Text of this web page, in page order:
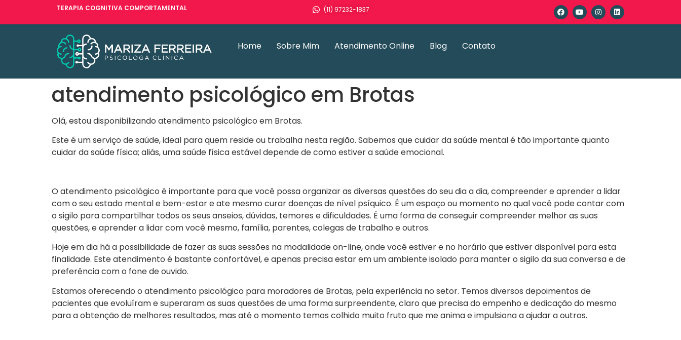
TERAPIA COGNITIVA COMPORTAMENTAL (11) 97232-1837
Home Sobre Mim Atendimento Online Blog Contato
atendimento psicológico em Brotas
Olá, estou disponibilizando atendimento psicológico em Brotas.
Este é um serviço de saúde, ideal para quem reside ou trabalha nesta região. Sabemos que cuidar da saúde mental é tão importante quanto
cuidar da saúde física; aliás, uma saúde física estável depende de como estiver a saúde emocional.
O atendimento psicológico é importante para que você possa organizar as diversas questões do seu dia a dia, compreender e aprender a lidar
com o seu estado mental e bem-estar e ate mesmo curar doenças de nível psíquico. É um espaço ou momento no qual você pode contar com
o sigilo para compartilhar todos os seus anseios, dúvidas, temores e dificuldades. É uma forma de conseguir compreender melhor as suas
questões, e aprender a lidar com você mesmo, família, parentes, colegas de trabalho e outros.
Hoje em dia há a possibilidade de fazer as suas sessões na modalidade on-line, onde você estiver e no horário que estiver disponível para esta
finalidade. Este atendimento é bastante confortável, e apenas precisa estar em um ambiente isolado para manter o sigilo da sua conversa e de
preferência com o fone de ouvido.
Estamos oferecendo o atendimento psicológico para moradores de Brotas, pela experiência no setor. Temos diversos depoimentos de
pacientes que evoluíram e superaram as suas questões de uma forma surpreendente, claro que precisa do empenho e dedicação do mesmo
para a obtenção de melhores resultados, mas até o momento temos colhido muito fruto que me anima e impulsiona a ajudar a outros.